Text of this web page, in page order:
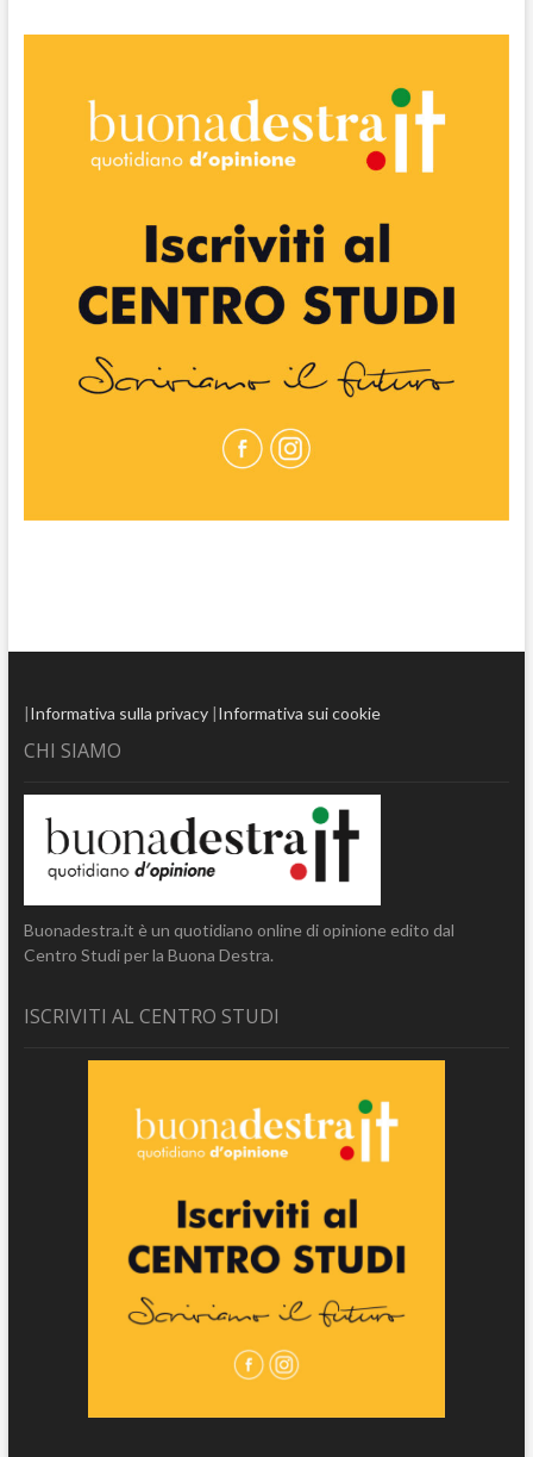
|Informativa sulla privacy|Informativa sui cookie
CHI SIAMO
Buonadestra.it è un quotidiano online di opinione edito dal
Centro Studi per la Buona Destra.
ISCRIVITI AL CENTRO STUDI